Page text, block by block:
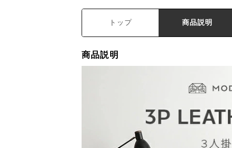
トップ 商品説明
商品説明